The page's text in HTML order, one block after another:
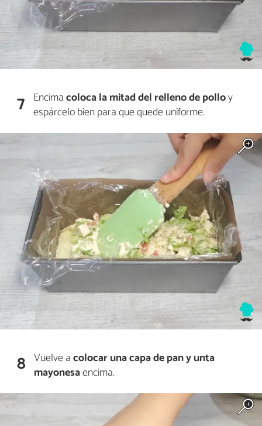
7 Encimacoloca la mitad del relleno de polloy
espárcelo bien para que quede uniforme.
8 Vuelve acolocar una capa de pan y unta
mayonesaencima.